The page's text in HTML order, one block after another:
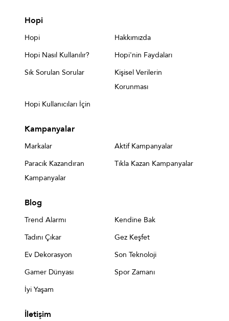
Hopi
Hopi
Hakkımızda
Hopi Nasıl Kullanılır?
Hopi'nin Faydaları
Sık Sorulan Sorular
Kişisel Verilerin
Korunması
Hopi Kullanıcıları İçin
Kampanyalar
Markalar
Aktif Kampanyalar
Paracık Kazandıran
Kampanyalar
Tıkla Kazan Kampanyalar
Blog
Trend Alarmı
Kendine Bak
Tadını Çıkar
Gez Keşfet
Ev Dekorasyon
Son Teknoloji
Gamer Dünyası
Spor Zamanı
İyi Yaşam
İletişim